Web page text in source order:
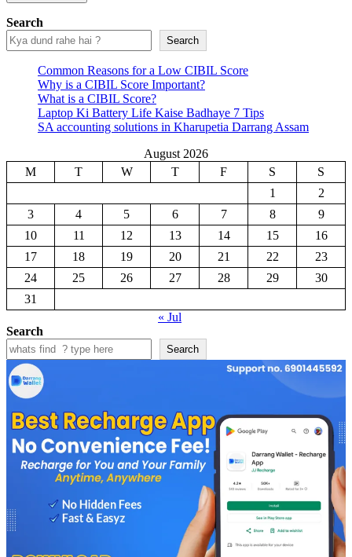
Search
Search
Common Reasons for a Low CIBIL Score
Why is a CIBIL Score Important?
What is a CIBIL Score?
Laptop Ki Battery Life Kaise Badhaye 7 Tips
SA accounting solutions in Kharupetia Darrang Assam
August 2026
M
T W T F S
S
1
2
3
4 5 6 7 8
9
10
11 12 13 14 15
16
17
18 19 20 21 22
23
24
25 26 27 28 29
30
31
« Jul
Search
Search